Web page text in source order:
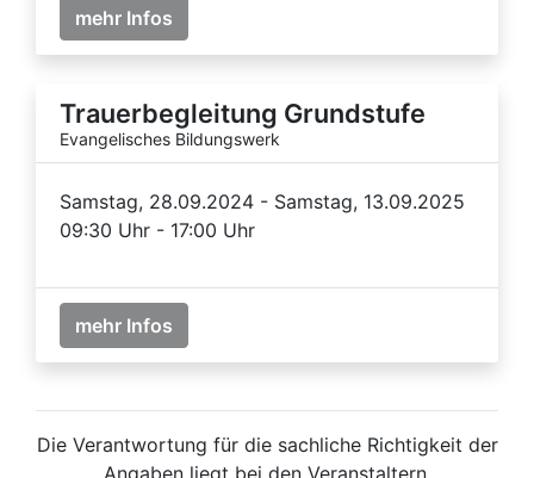
mehr Infos
Trauerbegleitung Grundstufe
Evangelisches Bildungswerk
Samstag, 28.09.2024 - Samstag, 13.09.2025
09:30 Uhr - 17:00 Uhr
mehr Infos
Die Verantwortung für die sachliche Richtigkeit der
Angaben liegt bei den Veranstaltern.